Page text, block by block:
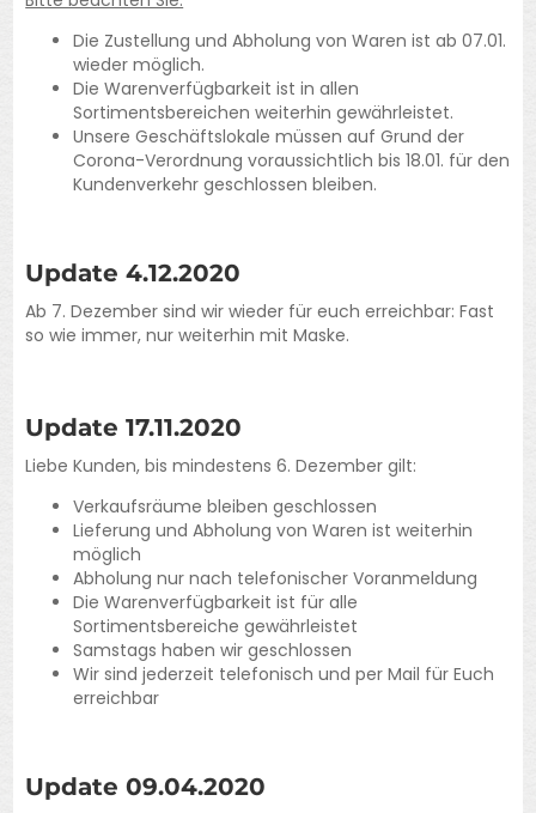
Die Zustellung und Abholung von Waren ist ab 07.01.
wieder möglich.
Die Warenverfügbarkeit ist in allen
Sortimentsbereichen weiterhin gewährleistet.
Unsere Geschäftslokale müssen auf Grund der
Corona-Verordnung voraussichtlich bis 18.01. für den
Kundenverkehr geschlossen bleiben.
Update 4.12.2020
Ab 7. Dezember sind wir wieder für euch erreichbar: Fast
so wie immer, nur weiterhin mit Maske.
Update 17.11.2020
Liebe Kunden, bis mindestens 6. Dezember gilt:
Verkaufsräume bleiben geschlossen
Lieferung und Abholung von Waren ist weiterhin
möglich
Abholung nur nach telefonischer Voranmeldung
Die Warenverfügbarkeit ist für alle
Sortimentsbereiche gewährleistet
Samstags haben wir geschlossen
Wir sind jederzeit telefonisch und per Mail für Euch
erreichbar
Update 09.04.2020